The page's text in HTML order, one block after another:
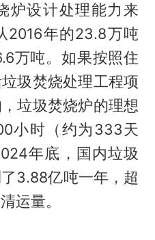
炉设计处理能力来
2016年的23.8万吨
万吨。如果按照住
圾焚烧处理工程项
垃圾焚烧炉的理想
小时（约为333天
年底，国内垃圾
3.88亿吨一年，超
运量。